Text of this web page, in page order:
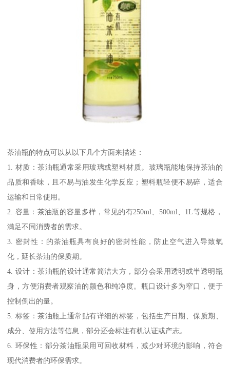
茶油瓶的特点可以从以下几个方面来描述：
1. 材质：茶油瓶通常采用玻璃或塑料材质。玻璃瓶能地保持茶油的
品质和香味，且不易与油发生化学反应；塑料瓶轻便不易碎，适合
运输和日常使用。
2. 容量：茶油瓶的容量多样，常见的有250ml、500ml、1L等规格，
满足不同消费者的需求。
3. 密封性：的茶油瓶具有良好的密封性能，防止空气进入导致氧
化，延长茶油的保质期。
4. 设计：茶油瓶的设计通常简洁大方，部分会采用透明或半透明瓶
身，方便消费者观察油的颜色和纯净度。瓶口设计多为窄口，便于
控制倒出的量。
5. 标签：茶油瓶上通常贴有详细的标签，包括生产日期、保质期、
成分、使用方法等信息，部分还会标注有机认证或产志。
6. 环保性：部分茶油瓶采用可回收材料，减少对环境的影响，符合
现代消费者的环保需求。